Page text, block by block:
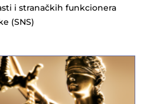
i stranačkih funkcionera
(SNS)